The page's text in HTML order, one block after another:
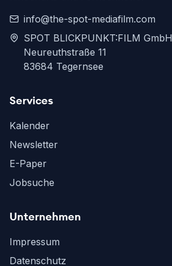
info@the-spot-mediafilm.com
SPOT BLICKPUNKT:FILM GmbH
Neureuthstraße 11
83684 Tegernsee
Services
Kalender
Newsletter
E-Paper
Jobsuche
Unternehmen
Impressum
Datenschutz